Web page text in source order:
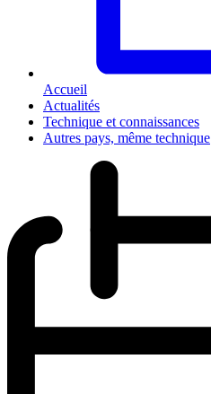
Accueil
Actualités
Technique et connaissances
Autres pays, même technique